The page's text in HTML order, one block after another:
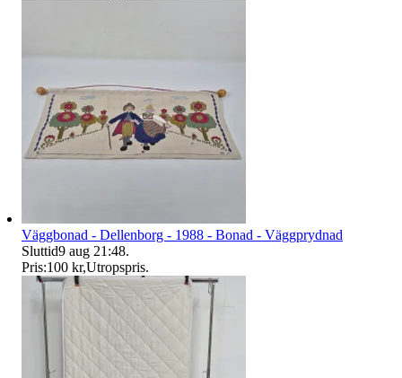
Väggbonad - Dellenborg - 1988 - Bonad - Väggprydnad
Sluttid9 aug 21:48.
Pris:100 kr,Utropspris.